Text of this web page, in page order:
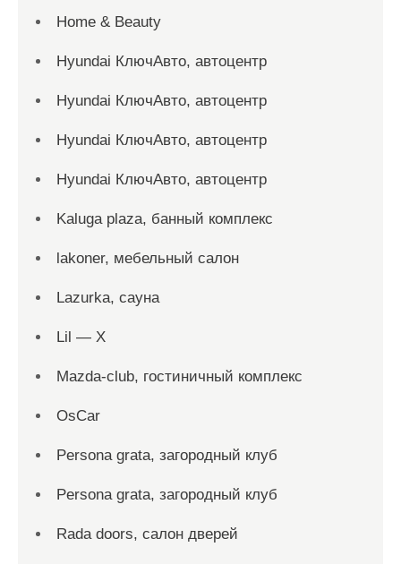
Home & Beauty
Hyundai КлючАвто, автоцентр
Hyundai КлючАвто, автоцентр
Hyundai КлючАвто, автоцентр
Hyundai КлючАвто, автоцентр
Kaluga plaza, банный комплекс
lakoner, мебельный салон
Lazurka, сауна
Lil — X
Mazda-club, гостиничный комплекс
OsCar
Persona grata, загородный клуб
Persona grata, загородный клуб
Rada doors, салон дверей